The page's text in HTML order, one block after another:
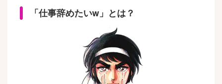
「仕事辞めたいw」とは？